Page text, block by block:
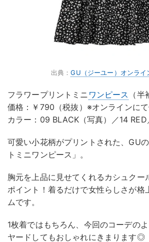
出典：GU（ジーユー）オンライ
フラワープリントミニ ワンピース （半
価格：￥790（税抜）※オンラインに
カラー：09 BLACK（写真）／14
可愛い小花柄がプリントされた、GU
トミニワンピース」。
胸元を上品に見せてくれるカシュクー
ポイント！着るだけで女性らしさが格
ムです。
1枚着ではもちろん、今回のコーデの
ヤードしてもおしゃれにきまります◎